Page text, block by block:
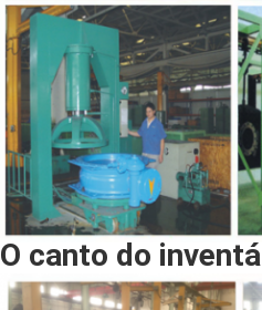
O canto do